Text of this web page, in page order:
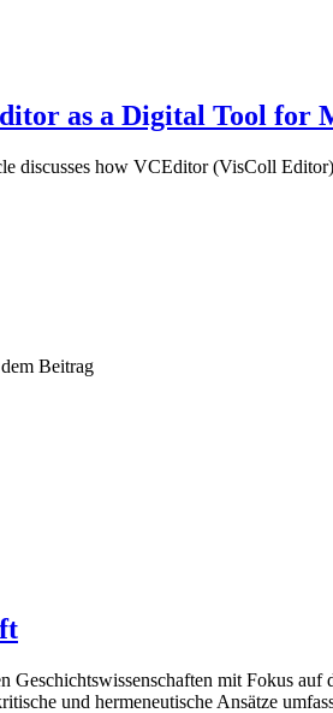
as a Digital Tool for
discusses how VCEditor (VisColl
mit Fokus
und hermeneutische Ansätze